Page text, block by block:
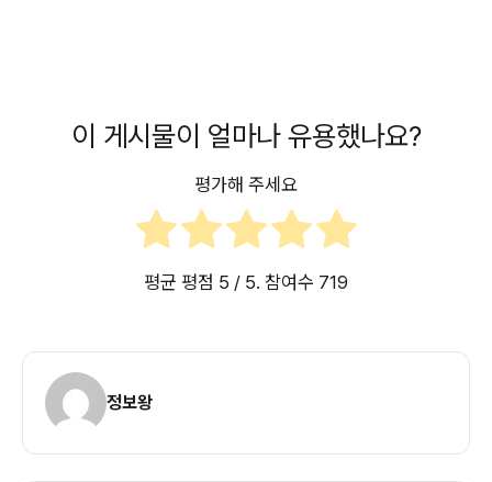
이 게시물이 얼마나 유용했나요?
평가해 주세요
평균 평점 5 / 5. 참여수 719
정보왕